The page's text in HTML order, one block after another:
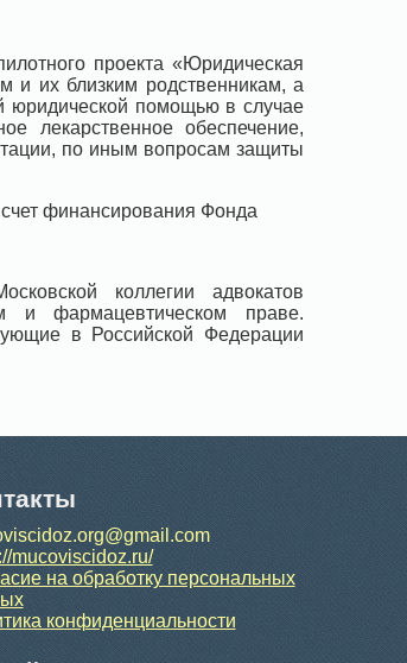
проекта «Юридическая
и их близким родственникам, а
юридической помощью в случае
лекарственное обеспечение,
по иным вопросам защиты
финансирования Фонда
коллегии адвокатов
и фармацевтическом праве.
в Российской Федерации
mucoviscidoz.ru/
на обработку персональных
конфиденциальности